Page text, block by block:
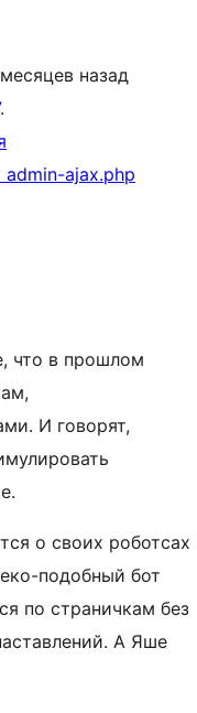
назад
.
ajax.php
что в прошлом
И говорят,
о своих роботсах
подобный бот
по страничкам без
А Яше